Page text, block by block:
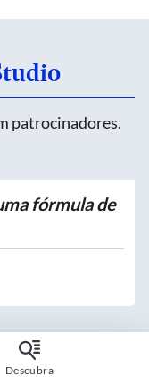
patrocinadores.
fórmula de
recebem
Descubra